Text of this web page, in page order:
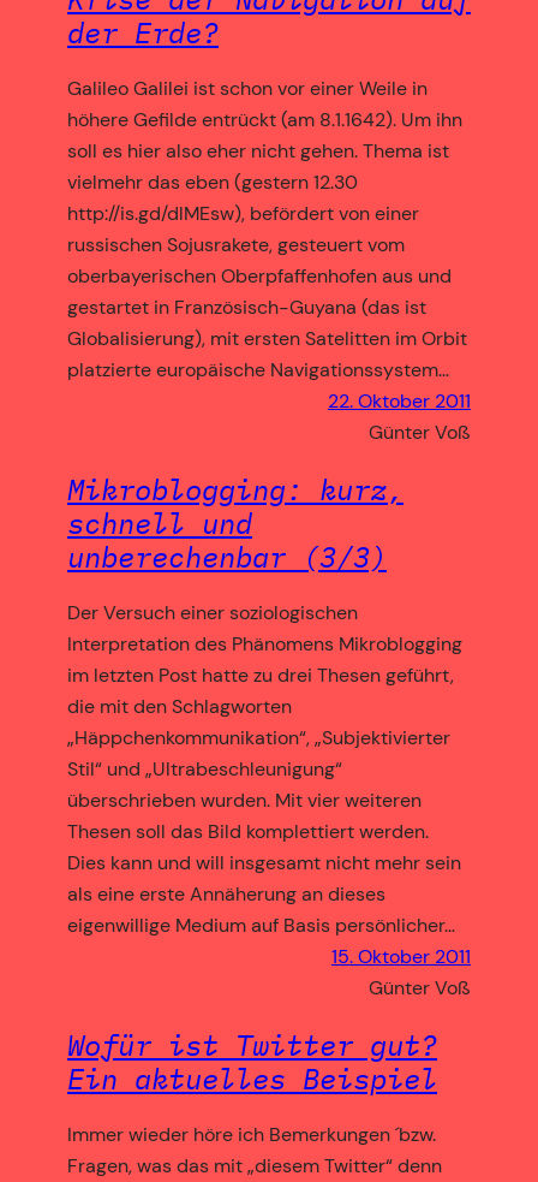
der Erde?
Galileo Galilei ist schon vor einer Weile in
höhere Gefilde entrückt (am 8.1.1642). Um ihn
soll es hier also eher nicht gehen. Thema ist
vielmehr das eben (gestern 12.30
http://is.gd/dlMEsw), befördert von einer
russischen Sojusrakete, gesteuert vom
oberbayerischen Oberpfaffenhofen aus und
gestartet in Französisch-Guyana (das ist
Globalisierung), mit ersten Satelitten im Orbit
platzierte europäische Navigationssystem…
22. Oktober 2011
Günter Voß
Mikroblogging: kurz,
schnell und
unberechenbar (3/3)
Der Versuch einer soziologischen
Interpretation des Phänomens Mikroblogging
im letzten Post hatte zu drei Thesen geführt,
die mit den Schlagworten
„Häppchenkommunikation“, „Subjektivierter
Stil“ und „Ultrabeschleunigung“
überschrieben wurden. Mit vier weiteren
Thesen soll das Bild komplettiert werden.
Dies kann und will insgesamt nicht mehr sein
als eine erste Annäherung an dieses
eigenwillige Medium auf Basis persönlicher…
15. Oktober 2011
Günter Voß
Wofür ist Twitter gut?
Ein aktuelles Beispiel
Immer wieder höre ich Bemerkungen ´bzw.
Fragen, was das mit „diesem Twitter“ denn